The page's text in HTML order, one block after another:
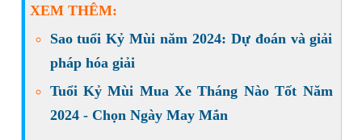
XEM THÊM:
Sao tuổi Kỷ Mùi năm 2024: Dự đoán và giải
pháp hóa giải
Tuổi Kỷ Mùi Mua Xe Tháng Nào Tốt Năm
2024 - Chọn Ngày May Mắn